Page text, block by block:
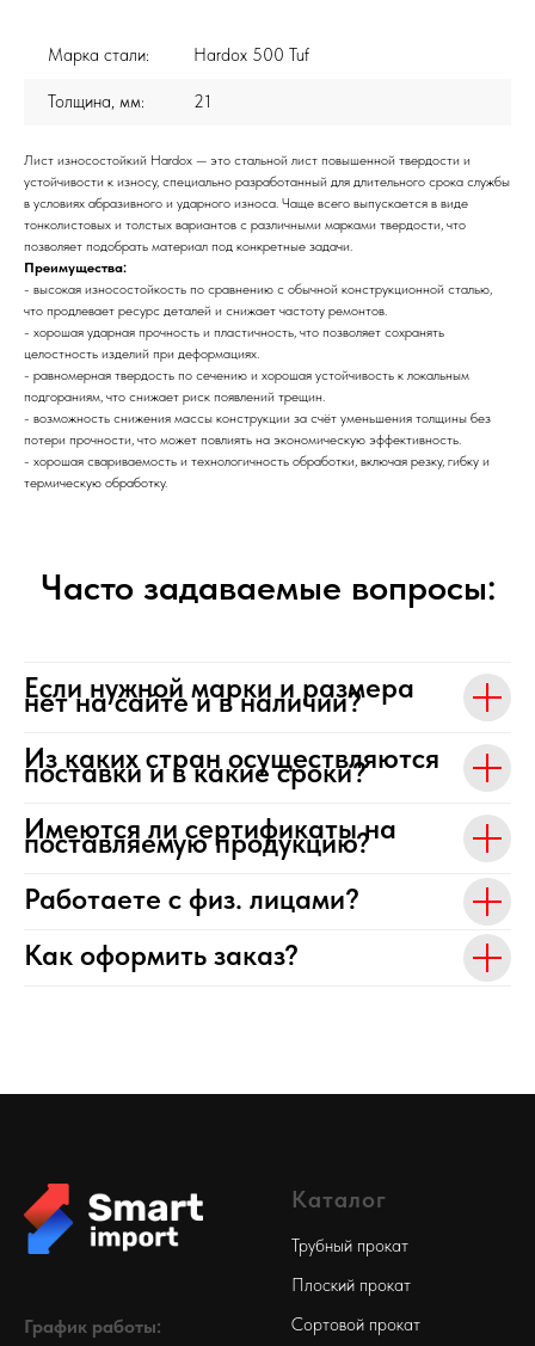
Марка стали: Hardox 500 Tuf
Толщина, мм: 21
Лист износостойкий Hardox — это стальной лист повышенной твердости и
устойчивости к износу, специально разработанный для длительного срока службы
в условиях абразивного и ударного износа. Чаще всего выпускается в виде
тонколистовых и толстых вариантов с различными марками твердости, что
позволяет подобрать материал под конкретные задачи.
Преимущества:
- высокая износостойкость по сравнению с обычной конструкционной сталью,
что продлевает ресурс деталей и снижает частоту ремонтов.
- хорошая ударная прочность и пластичность, что позволяет сохранять
целостность изделий при деформациях.
- равномерная твердость по сечению и хорошая устойчивость к локальным
подгораниям, что снижает риск появлений трещин.
- возможность снижения массы конструкции за счёт уменьшения толщины без
потери прочности, что может повлиять на экономическую эффективность.
- хорошая свариваемость и технологичность обработки, включая резку, гибку и
термическую обработку.
Часто задаваемые вопросы:
Если нужной марки и размера
нет на сайте и в наличии?
Из каких стран осуществляются
поставки и в какие сроки?
Имеются ли сертификаты на
поставляемую продукцию?
Работаете с физ. лицами?
Как оформить заказ?
График работы:
Каталог
Трубный прокат
Плоский прокат
Сортовой прокат